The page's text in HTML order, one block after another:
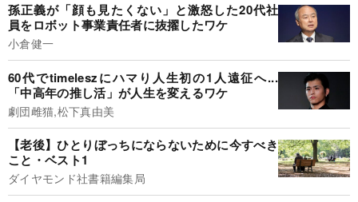
孫正義が「顔も見たくない」と激怒した20代社
員をロボット事業責任者に抜擢したワケ
小倉健一
60代でtimeleszにハマり人生初の1人遠征へ...
「中高年の推し活」が人生を変えるワケ
劇団雌猫,松下真由美
【老後】ひとりぼっちにならないために今すべき
こと・ベスト1
ダイヤモンド社書籍編集局